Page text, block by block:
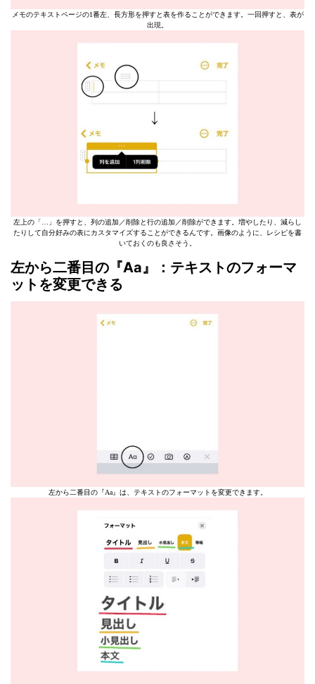
メモのテキストページの1番左、長方形を押すと表を作ることができます。一回押すと、表が
出現。
左上の「…」を押すと、列の追加／削除と行の追加／削除ができます。増やしたり、減らし
たりして自分好みの表にカスタマイズすることができるんです。画像のように、レシピを書
いておくのも良さそう。
左から二番目の『Aa』：テキストのフォーマ
ットを変更できる
左から二番目の『Aa』は、テキストのフォーマットを変更できます。